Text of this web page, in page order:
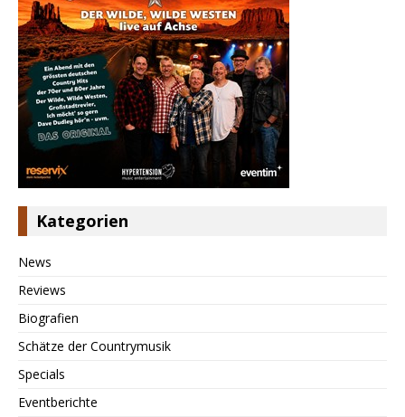
Kategorien
News
Reviews
Biografien
Schätze der Countrymusik
Specials
Eventberichte